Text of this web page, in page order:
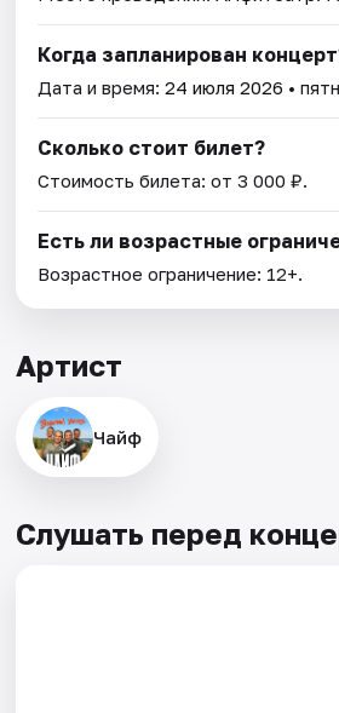
Когда запланирован
Дата и время:24 июля 2026 •
Сколько стоит билет?
Стоимость билета: от 3 000 ₽.
Есть ли возрастные
Возрастное ограничение: 12+.
Артист
Чайф
Слушать перед